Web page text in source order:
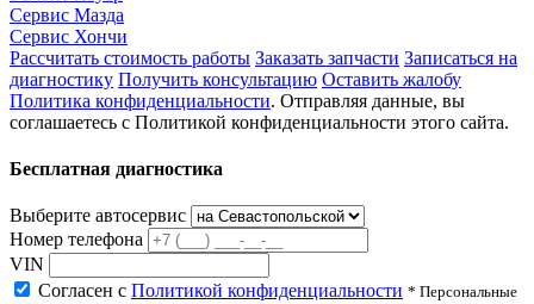
Сервис Мазда
Сервис Хончи
Рассчитать стоимость работы Заказать запчасти Записаться на
диагностику Получить консультацию Оставить жалобу
Политика конфиденциальности. Отправляя данные, вы
соглашаетесь с Политикой конфиденциальности этого сайта.
Бесплатная диагностика
Выберите автосервис
Номер телефона
VIN
Согласен с Политикой конфиденциальности * Персональные